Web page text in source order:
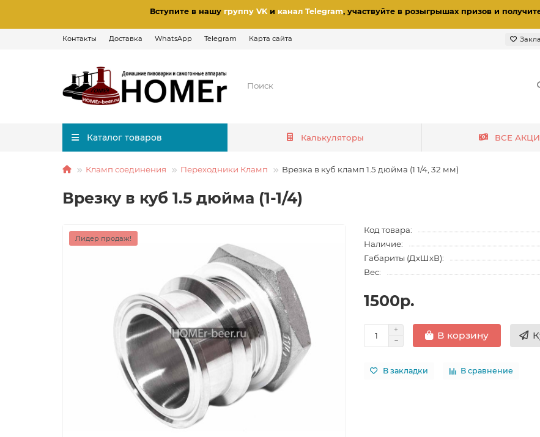
Вступите в нашу группу VKи канал Telegram, участвуйте в розыгрышах призов и
Контакты Доставка WhatsApp Telegram Карта сайта
Каталог товаров Калькуляторы ВСЕ
Кламп соединения Переходники Кламп Врезка в куб кламп 1.5 дюйма (1 1/4, 32 мм)
Врезку в куб 1.5 дюйма (1-1/4)
Лидер продаж!
Код товара:
Наличие:
Габариты (ДхШхВ):
Вес:
1500р.
В корзину
В закладки В сравнение